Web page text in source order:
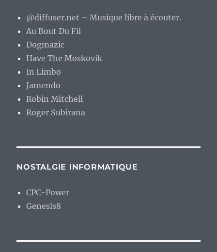
@diffuser.net – Musique libre à écouter.
Au Bout Du Fil
Dogmazic
Have The Moskovik
In Limbo
Jamendo
Robin Mitchell
Roger Subirana
NOSTALGIE INFORMATIQUE
CPC-Power
Genesis8